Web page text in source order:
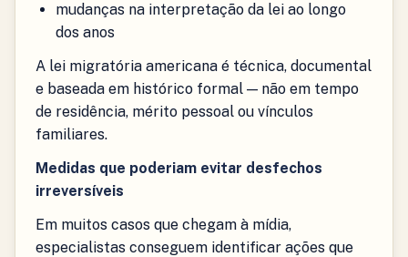
mudanças na interpretação da lei ao longo
dos anos
A lei migratória americana é técnica, documental
e baseada em histórico formal — não em tempo
de residência, mérito pessoal ou vínculos
familiares.
Medidas que poderiam evitar desfechos
irreversíveis
Em muitos casos que chegam à mídia,
especialistas conseguem identificar ações que